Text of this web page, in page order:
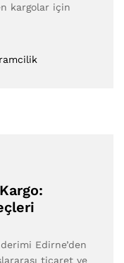
kargolar için
Edirne’den
ticaret ve